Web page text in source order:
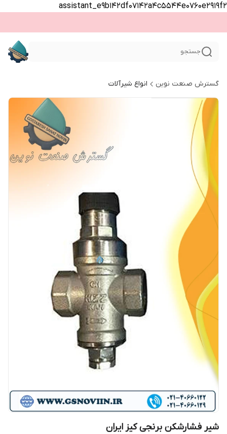
assistant_e9b142df07142a4c5544e0760e2919f2
جستجو
گسترش صنعت نوین انواع شیرآلات
شیر فشارشکن برنجی کیز ایران